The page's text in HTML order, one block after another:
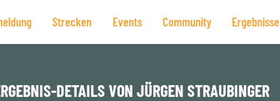
Strecken Events Community Ergebnisse
DETAILS VON JÜRGEN STRAUBINGER